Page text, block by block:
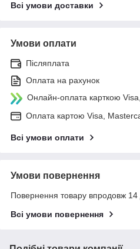
Всі умови доставки
Умови оплати
Післяплата
Оплата на рахунок
Онлайн-оплата карткою
Оплата картою Visa,
Всі умови оплати
Умови повернення
Повернення товару впродовж 14
Всі умови повернення